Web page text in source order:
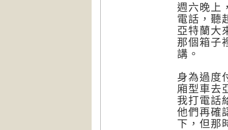
週六晚上
電話，聽
亞特蘭大
那個箱子
講。
身為過度
廂型車去
我打電話
他們再確
下，但那